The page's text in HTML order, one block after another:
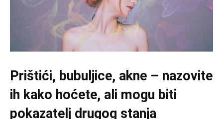
Prištići, bubuljice, akne – nazovite
ih kako hoćete, ali mogu biti
pokazatelj drugog stanja